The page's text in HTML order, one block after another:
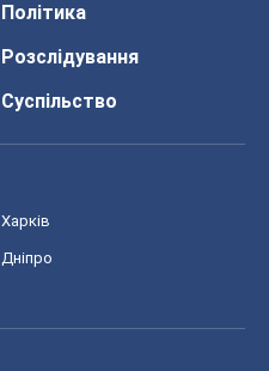
Політика
Розслідування
Суспільство
Харків
Дніпро